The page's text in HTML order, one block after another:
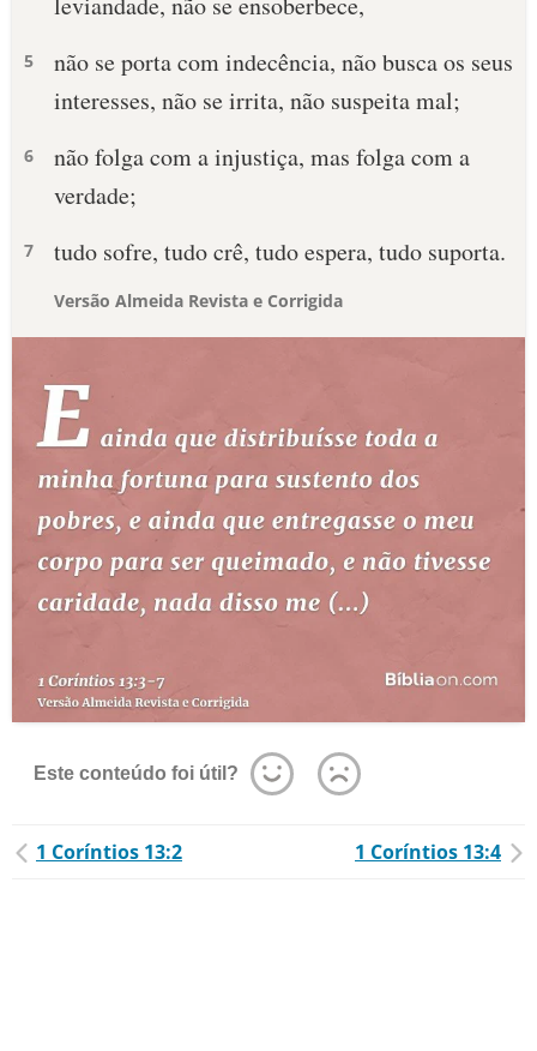
5
não se porta com indecência, não busca os seus
interesses, não se irrita, não suspeita mal;
6
não folga com a injustiça, mas folga com a
verdade;
7 tudo sofre, tudo crê, tudo espera, tudo suporta.
Versão Almeida Revista e Corrigida
Este conteúdo foi útil?
1 Coríntios 13:2 1 Coríntios 13:4